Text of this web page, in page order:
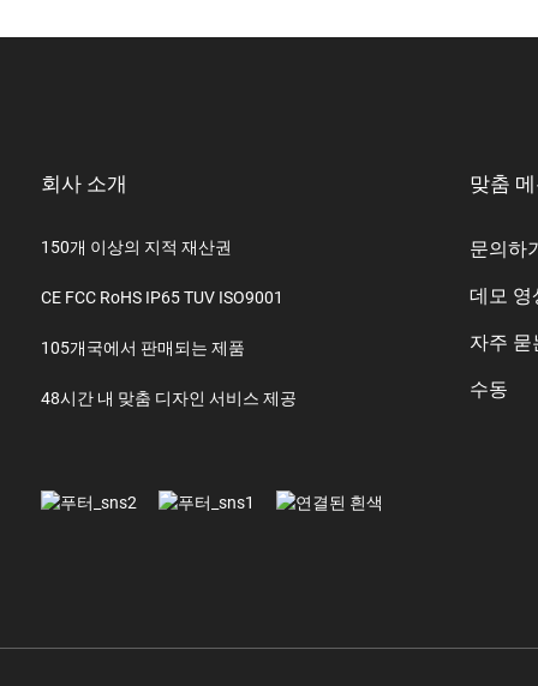
회사 소개
150개 이상의 지적 재산권
CE FCC RoHS IP65 TUV ISO9001
105개국에서 판매되는 제품
48시간 내 맞춤 디자인 서비스 제공
맞춤
문의하
데모 영
자주 묻
수동